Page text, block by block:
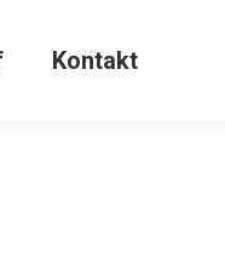
Kontakt